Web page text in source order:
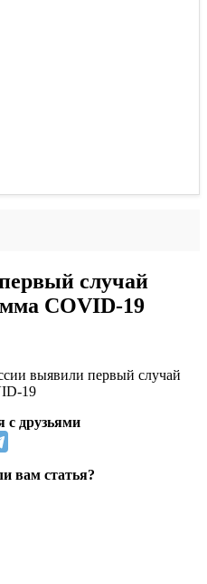
случай
COVID-19
с друзьями
вам статья?